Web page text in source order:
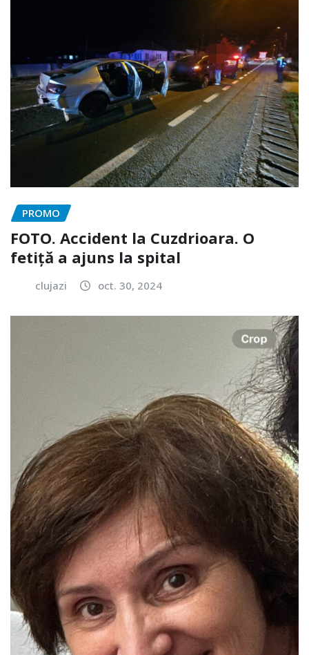
PROMO
FOTO. Accident la Cuzdrioara. O
fetiță a ajuns la spital
clujazi oct. 30, 2024